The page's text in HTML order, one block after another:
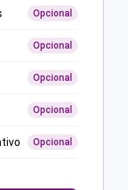
Opcional
Opcional
Opcional
Opcional
Opcional